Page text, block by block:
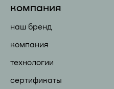
компания
наш бренд
компания
технологии
сертификаты